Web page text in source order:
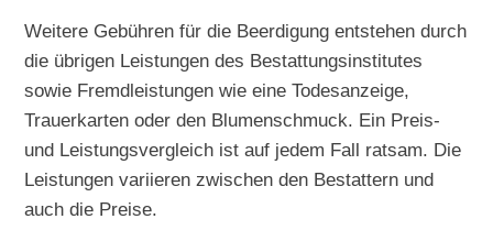
Weitere Gebühren für die Beerdigung entstehen durch
die übrigen Leistungen des Bestattungsinstitutes
sowie Fremdleistungen wie eine Todesanzeige,
Trauerkarten oder den Blumenschmuck. Ein Preis-
und Leistungsvergleich ist auf jedem Fall ratsam. Die
Leistungen variieren zwischen den Bestattern und
auch die Preise.